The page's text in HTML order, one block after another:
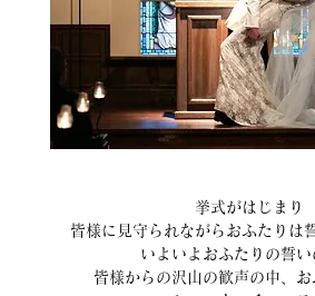
挙式がはじまり
皆様に見守られながらおふたりは
いよいよおふたりの誓い
皆様からの沢山の歓声の中、お